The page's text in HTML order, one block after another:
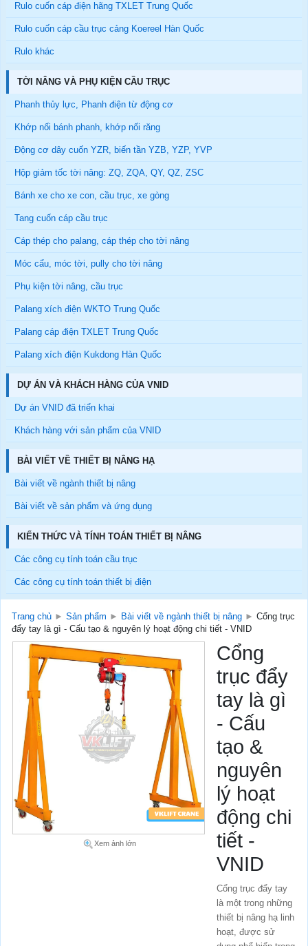
Rulo cuốn cáp điện hãng TXLET Trung Quốc
Rulo cuốn cáp cầu trục cảng Koereel Hàn Quốc
Rulo khác
TỜI NÂNG VÀ PHỤ KIỆN CẦU TRỤC
Phanh thủy lực, Phanh điện từ động cơ
Khớp nối bánh phanh, khớp nối răng
Động cơ dây cuốn YZR, biến tần YZB, YZP, YVP
Hộp giảm tốc tời nâng: ZQ, ZQA, QY, QZ, ZSC
Bánh xe cho xe con, cầu trục, xe gòng
Tang cuốn cáp cầu trục
Cáp thép cho palang, cáp thép cho tời nâng
Móc cẩu, móc tời, pully cho tời nâng
Phụ kiện tời nâng, cầu trục
Palang xích điện WKTO Trung Quốc
Palang cáp điện TXLET Trung Quốc
Palang xích điện Kukdong Hàn Quốc
DỰ ÁN VÀ KHÁCH HÀNG CỦA VNID
Dự án VNID đã triển khai
Khách hàng với sản phẩm của VNID
BÀI VIẾT VỀ THIẾT BỊ NÂNG HẠ
Bài viết về ngành thiết bị nâng
Bài viết về sản phẩm và ứng dụng
KIẾN THỨC VÀ TÍNH TOÁN THIẾT BỊ NÂNG
Các công cụ tính toán cầu trục
Các công cụ tính toán thiết bị điện
Trang chủ ► Sản phẩm ► Bài viết về ngành thiết bị nâng ► Cổng trục
đẩy tay là gì - Cấu tạo & nguyên lý hoạt động chi tiết - VNID
Xem ảnh lớn
Cổng
trục đẩy
tay là gì
- Cấu
tạo &
nguyên
lý hoạt
động chi
tiết -
VNID
Cổng trục đẩy tay
là một trong những
thiết bị nâng hạ linh
hoạt, được sử